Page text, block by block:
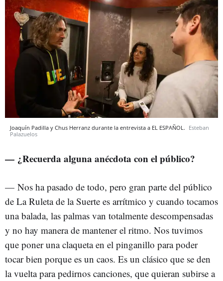
Joaquín Padilla y Chus Herranz durante la entrevista a EL ESPAÑOL. Esteban
Palazuelos
— ¿Recuerda alguna anécdota con el público?
— Nos ha pasado de todo, pero gran parte del público
de La Ruleta de la Suerte es arrítmico y cuando tocamos
una balada, las palmas van totalmente descompensadas
y no hay manera de mantener el ritmo. Nos tuvimos
que poner una claqueta en el pinganillo para poder
tocar bien porque es un caos. Es un clásico que se den
la vuelta para pedirnos canciones, que quieran subirse a